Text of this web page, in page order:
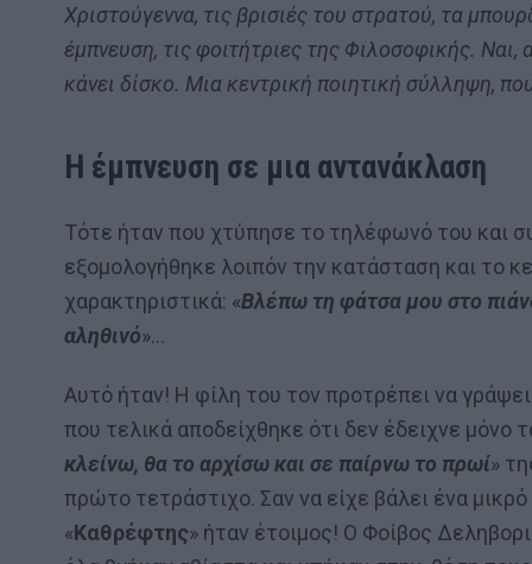
Χριστούγεννα, τις βρισιές του στρατού, τα
έμπνευση, τις φοιτήτριες της Φιλοσοφικής. Ναι,
κάνει δίσκο. Μια κεντρική ποιητική σύλληψη,
Η έμπνευση σε μια αντανάκλαση
Τότε ήταν που χτύπησε το τηλέφωνό του και
εξομολογήθηκε λοιπόν την κατάσταση και το
χαρακτηριστικά: «Βλέπω τη φάτσα μου στο
αληθινό»…
Αυτό ήταν! Η φίλη του τον προτρέπει να
που τελικά αποδείχθηκε ότι δεν έδειχνε μόνο
κλείνω, θα το αρχίσω και σε παίρνω το πρωί»
πρώτο τετράστιχο. Σαν να είχε βάλει ένα
«Καθρέφτης» ήταν έτοιμος! Ο Φοίβος